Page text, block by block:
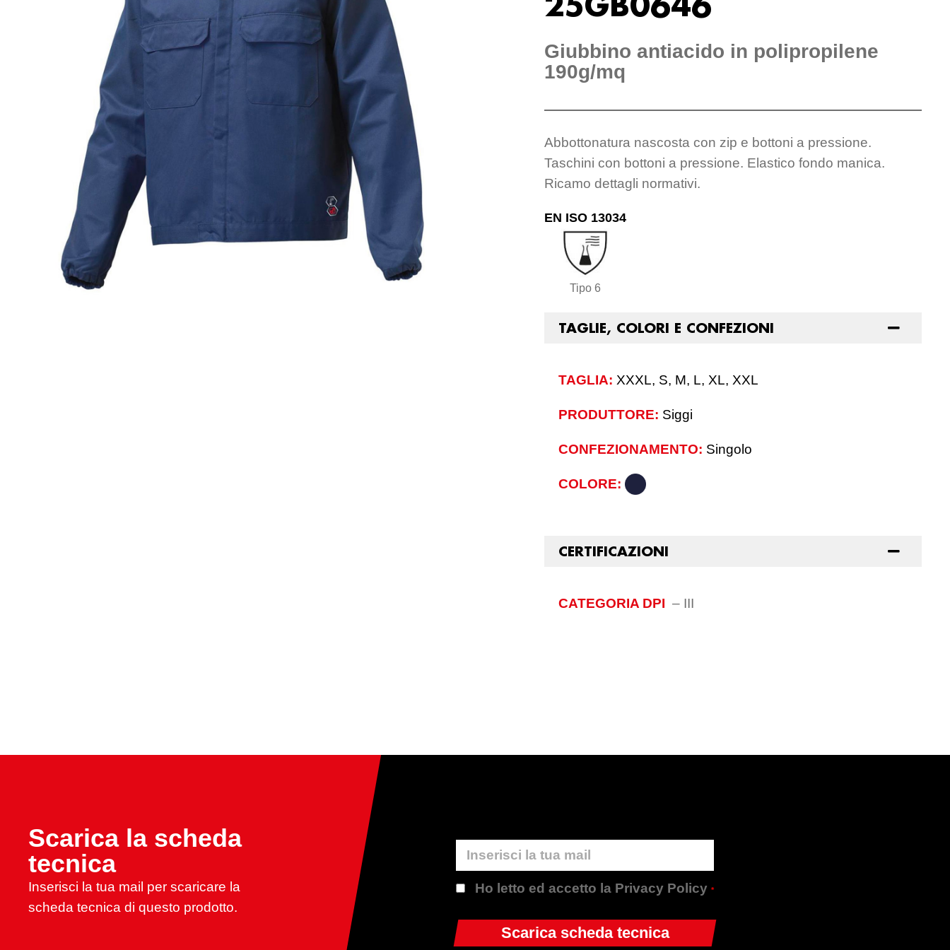
Giubbino antiacido in polipropilene
190g/mq
Abbottonatura nascosta con zip e bottoni a pressione.
Taschini con bottoni a pressione. Elastico fondo manica.
Ricamo dettagli normativi.
EN ISO 13034
Tipo 6
TAGLIE, COLORI E CONFEZIONI
TAGLIA: XXXL, S, M, L, XL, XXL
PRODUTTORE: Siggi
CONFEZIONAMENTO: Singolo
COLORE:
CERTIFICAZIONI
CATEGORIA DPI – III
Scarica la scheda
tecnica
Inserisci la tua mail per scaricare la
scheda tecnica di questo prodotto.
Ho letto ed accetto la Privacy Policy*